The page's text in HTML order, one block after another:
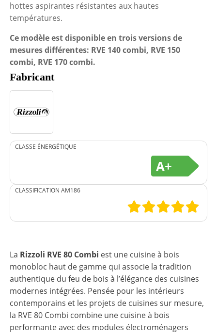
hottes aspirantes résistantes aux hautes
températures.
Ce modèle est disponible en trois versions de
mesures différentes: RVE 140 combi, RVE 150
combi, RVE 170 combi.
Fabricant
CLASSE ÉNERGÉTIQUE
A+
CLASSIFICATION AM186
La Rizzoli RVE 80 Combi est une cuisine à bois
monobloc haut de gamme qui associe la tradition
authentique du feu de bois à l’élégance des cuisines
modernes intégrées. Pensée pour les intérieurs
contemporains et les projets de cuisines sur mesure,
la RVE 80 Combi combine une cuisine à bois
performante avec des modules électroménagers